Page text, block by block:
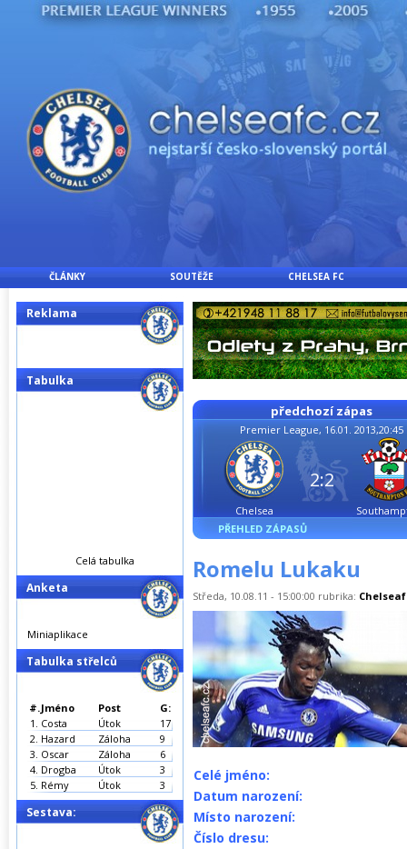
ČLÁNKY SOUTĚŽE CHELSEA FC
předchozí zápas
Premier League, 16.01. 2013,20:45
Chelsea
2:2
PŘEHLED ZÁPASŮ
Romelu Lukaku
Středa, 10.08.11 - 15:00:00 rubrika:
Celé jméno:
Datum narození:
Místo narození:
Číslo dresu:
Reklama
Tabulka
Celá tabulka
Anketa
Miniaplikace
Tabulka střelců
#.Jméno Post
G:
1. Costa Útok
17
2. Hazard Záloha
9
3. Oscar Záloha
6
4. Drogba Útok
3
5. Rémy Útok 3
Sestava: